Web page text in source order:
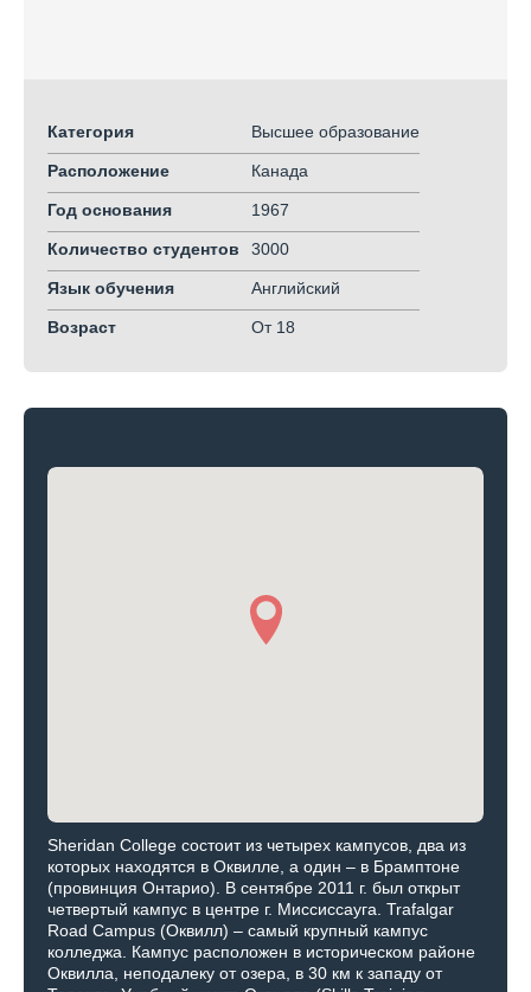
Категория Высшее образование
Расположение Канада
Год основания 1967
Количество студентов 3000
Язык обучения Английский
Возраст От 18
Sheridan College состоит из четырех кампусов, два из
которых находятся в Оквилле, а один – в Брамптоне
(провинция Онтарио). В сентябре 2011 г. был открыт
четвертый кампус в центре г. Миссиссауга. Trafalgar
Road Campus (Оквилл) – самый крупный кампус
колледжа. Кампус расположен в историческом районе
Оквилла, неподалеку от озера, в 30 км к западу от